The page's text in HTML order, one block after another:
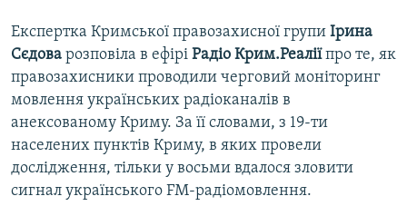
Експертка Кримської правозахисної групи Ірина
Сєдова розповіла в ефірі Радіо Крим.Реаліїпро те, як
правозахисники проводили черговий моніторинг
мовлення українських радіоканалів в
анексованому Криму. За її словами, з 19-ти
населених пунктів Криму, в яких провели
дослідження, тільки у восьми вдалося зловити
сигнал українського FM-радіомовлення.